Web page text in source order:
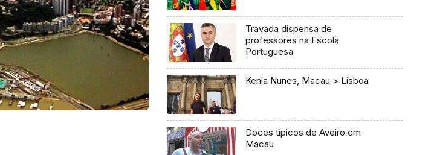
Travada dispensa de
professores na Escola
Portuguesa
Kenia Nunes, Macau > Lisboa
Doces típicos de Aveiro em
Macau